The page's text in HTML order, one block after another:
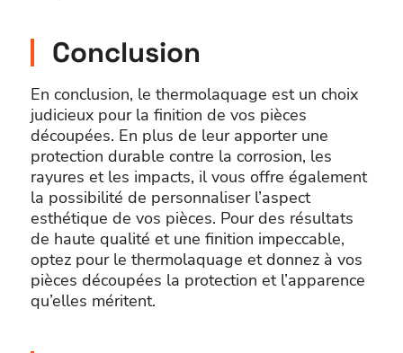
Conclusion
En conclusion, le thermolaquage est un choix
judicieux pour la finition de vos pièces
découpées. En plus de leur apporter une
protection durable contre la corrosion, les
rayures et les impacts, il vous offre également
la possibilité de personnaliser l’aspect
esthétique de vos pièces. Pour des résultats
de haute qualité et une finition impeccable,
optez pour le thermolaquage et donnez à vos
pièces découpées la protection et l’apparence
qu’elles méritent.